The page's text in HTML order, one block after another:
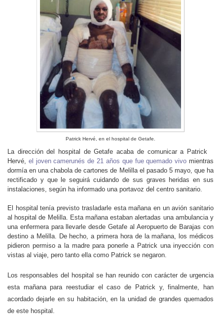
Patrick Hervé, en el hospital de Getafe.
La dirección del hospital de Getafe acaba de comunicar a Patrick
Hervé, el joven camerunés de 21 años que fue quemado vivo mientras
dormía en una chabola de cartones de Melilla el pasado 5 mayo, que ha
rectificado y que le seguirá cuidando de sus graves heridas en sus
instalaciones, según ha informado una portavoz del centro sanitario.
El hospital tenía previsto trasladarle esta mañana en un avión sanitario
al hospital de Melilla. Esta mañana estaban alertadas una ambulancia y
una enfermera para llevarle desde Getafe al Aeropuerto de Barajas con
destino a Melilla. De hecho, a primera hora de la mañana, los médicos
pidieron permiso a la madre para ponerle a Patrick una inyección con
vistas al viaje, pero tanto ella como Patrick se negaron.
Los responsables del hospital se han reunido con carácter de urgencia
esta mañana para reestudiar el caso de Patrick y, finalmente, han
acordado dejarle en su habitación, en la unidad de grandes quemados
de este hospital.